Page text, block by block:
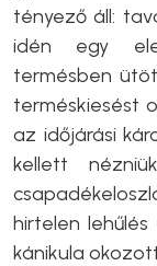
tényező áll:
idén egy
termésben
terméskiesést
az időjárási
kellett
hirtelen
kánikula